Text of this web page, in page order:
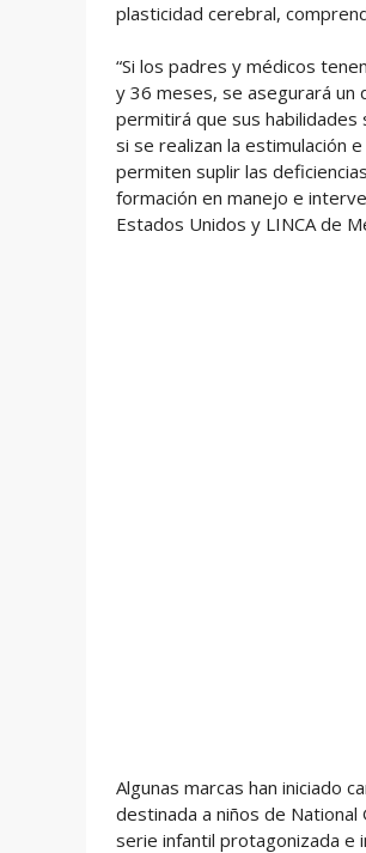
plasticidad cerebral,
“Si los padres y médicos
y 36 meses, se asegurará un
permitirá que sus
si se realizan la estimulación
permiten suplir las
formación en manejo e
Estados Unidos y LINCA de
Algunas marcas han iniciado
destinada a niños de National
serie infantil protagonizada